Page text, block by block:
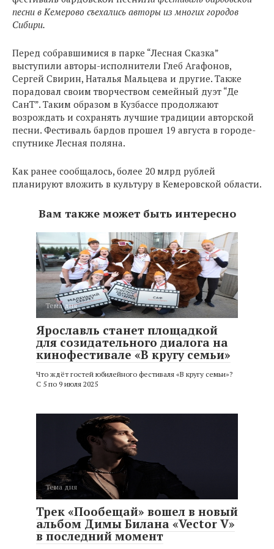
песни в Кемерово съехались авторы из многих городов
Сибири.
Перед собравшимися в парке “Лесная Сказка”
выступили авторы-исполнители Глеб Агафонов,
Сергей Свирин, Наталья Мальцева и другие. Также
порадовал своим творчеством семейный дуэт “Де
СанТ”. Таким образом в Кузбассе продолжают
возрождать и сохранять лучшие традиции авторской
песни. Фестиваль бардов прошел 19 августа в городе-
спутнике Лесная поляна.
Как ранее сообщалось, более 20 млрд рублей
планируют вложить в культуру в Кемеровской области.
Вам также может быть интересно
Тема дня
Ярославль станет площадкой
для созидательного диалога на
кинофестивале «В кругу семьи»
Что ждёт гостей юбилейного фестиваля «В кругу семьи»?
С 5 по 9 июля 2025
Тема дня
Трек «Пообещай» вошел в новый
альбом Димы Билана «Vector V»
в последний момент